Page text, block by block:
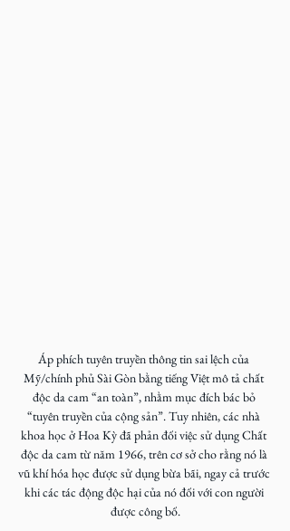
Áp phích tuyên truyền thông tin sai lệch của
Mỹ/chính phủ Sài Gòn bằng tiếng Việt mô tả chất
độc da cam “an toàn”, nhằm mục đích bác bỏ
“tuyên truyền của cộng sản”. Tuy nhiên, các nhà
khoa học ở Hoa Kỳ đã phản đối việc sử dụng Chất
độc da cam từ năm 1966, trên cơ sở cho rằng nó là
vũ khí hóa học được sử dụng bừa bãi, ngay cả trước
khi các tác động độc hại của nó đối với con người
được công bố.